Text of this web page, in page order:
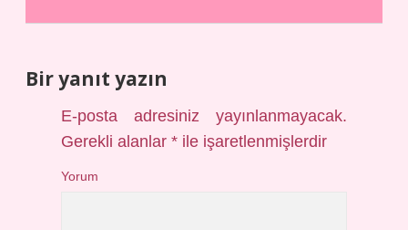
Bir yanıt yazın
E-posta adresiniz yayınlanmayacak.
Gerekli alanlar* ile işaretlenmişlerdir
Yorum